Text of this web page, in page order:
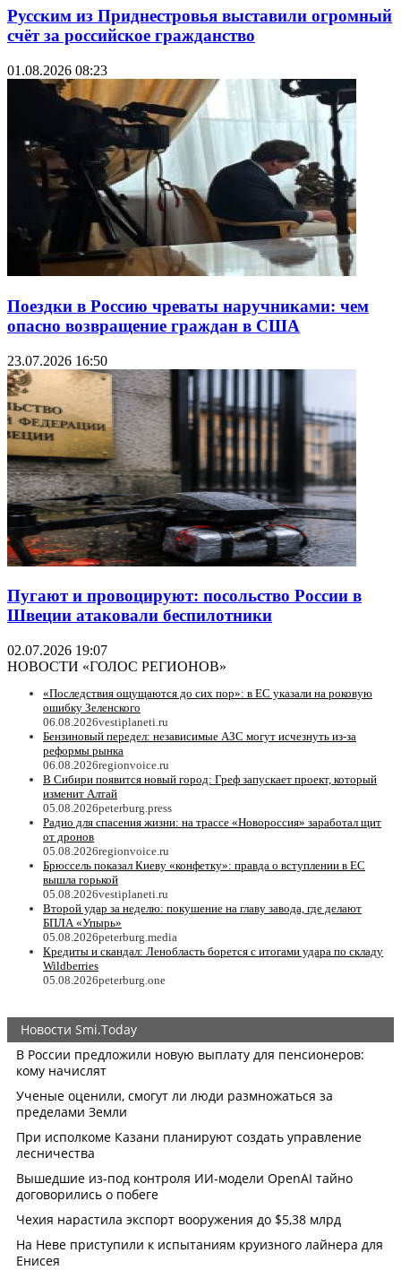
Русским из Приднестровья выставили огромный
счёт за российское гражданство
01.08.2026 08:23
Поездки в Россию чреваты наручниками: чем
опасно возвращение граждан в США
23.07.2026 16:50
Пугают и провоцируют: посольство России в
Швеции атаковали беспилотники
02.07.2026 19:07
НОВОСТИ «ГОЛОС РЕГИОНОВ»
«Последствия ощущаются до сих пор»: в ЕС указали на роковую
ошибку Зеленского
06.08.2026vestiplaneti.ru
Бензиновый передел: независимые АЗС могут исчезнуть из-за
реформы рынка
06.08.2026regionvoice.ru
В Сибири появится новый город: Греф запускает проект, который
изменит Алтай
05.08.2026peterburg.press
Радио для спасения жизни: на трассе «Новороссия» заработал щит
от дронов
05.08.2026regionvoice.ru
Брюссель показал Киеву «конфетку»: правда о вступлении в ЕС
вышла горькой
05.08.2026vestiplaneti.ru
Второй удар за неделю: покушение на главу завода, где делают
БПЛА «Упырь»
05.08.2026peterburg.media
Кредиты и скандал: Ленобласть борется с итогами удара по складу
Wildberries
05.08.2026peterburg.one